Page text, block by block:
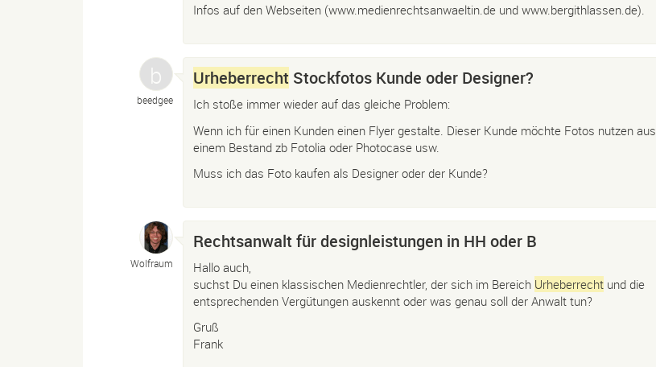
Infos auf den Webseiten (www.medienrechtsanwaeltin.de und www.bergithlassen.de).
beedgee
Urheberrecht Stockfotos Kunde oder Designer?
Ich stoße immer wieder auf das gleiche Problem:
Wenn ich für einen Kunden einen Flyer gestalte. Dieser Kunde möchte Fotos nutzen aus
einem Bestand zb Fotolia oder Photocase usw.
Muss ich das Foto kaufen als Designer oder der Kunde?
Wolfraum
Rechtsanwalt für designleistungen in HH oder B
Hallo auch,
suchst Du einen klassischen Medienrechtler, der sich im Bereich Urheberrecht und die
entsprechenden Vergütungen auskennt oder was genau soll der Anwalt tun?
Gruß
Frank